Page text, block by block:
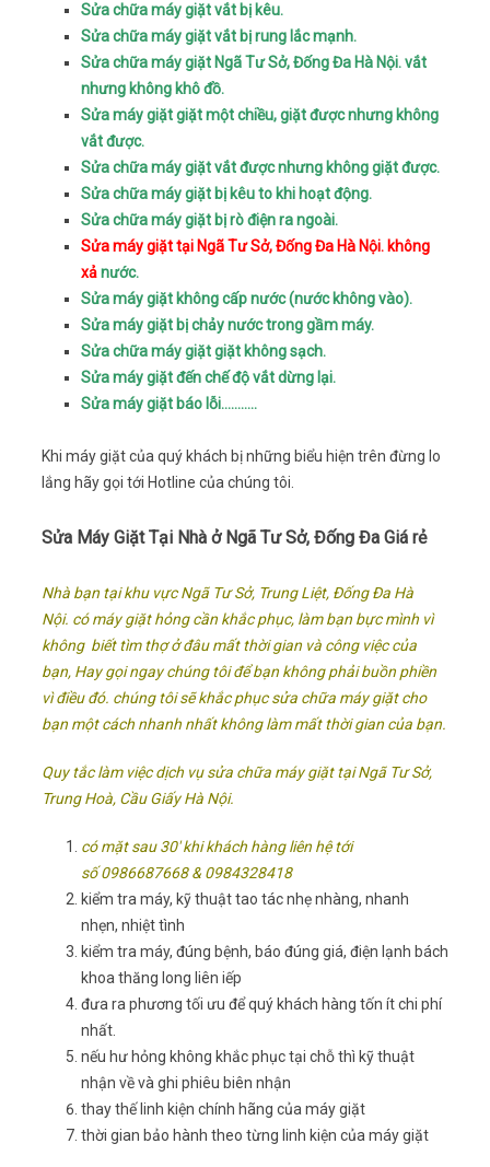
Sửa chữa máy giặt vắt bị kêu.
Sửa chữa máy giặt vắt bị rung lắc mạnh.
Sửa chữa máy giặt Ngã Tư Sở, Đống Đa Hà Nội. vắt
nhưng không khô đồ.
Sửa máy giặt giặt một chiều, giặt được nhưng không
vắt được.
Sửa chữa máy giặt vắt được nhưng không giặt được.
Sửa chữa máy giặt bị kêu to khi hoạt động.
Sửa chữa máy giặt bị rò điện ra ngoài.
Sửa máy giặt tại Ngã Tư Sở, Đống Đa Hà Nội. không
xảnước.
Sửa máy giặt không cấp nước (nước không vào).
Sửa máy giặt bị chảy nước trong gầm máy.
Sửa chữa máy giặt giặt không sạch.
Sửa máy giặt đến chế độ vắt dừng lại.
Sửa máy giặt báo lỗi………..
Khi máy giặt của quý khách bị những biểu hiện trên đừng lo
lắng hãy gọi tới Hotline của chúng tôi.
Sửa Máy Giặt Tại Nhà ở Ngã Tư Sở, Đống Đa Giá rẻ
Nhà bạn tại khu vực Ngã Tư Sở, Trung Liệt, Đống Đa Hà
Nội. có máy giặt hỏng cần khắc phục, làm bạn bực mình vì
không biết tìm thợ ở đâu mất thời gian và công việc của
bạn, Hay gọi ngay chúng tôi để bạn không phải buồn phiền
vì điều đó. chúng tôi sẽ khắc phục sửa chữa máy giặt cho
bạn một cách nhanh nhất không làm mất thời gian của bạn.
Quy tắc làm việc dịch vụ sửa chữa máy giặt tại Ngã Tư Sở,
Trung Hoà, Cầu Giấy Hà Nội.
có mặt sau 30′ khi khách hàng liên hệ tới
số 0986687668 & 0984328418
kiểm tra máy, kỹ thuật tao tác nhẹ nhàng, nhanh
nhẹn, nhiệt tình
kiểm tra máy, đúng bệnh, báo đúng giá, điện lạnh bách
khoa thăng long liên iếp
đưa ra phương tối ưu để quý khách hàng tốn ít chi phí
nhất.
nếu hư hỏng không khắc phục tại chỗ thì kỹ thuật
nhận về và ghi phiêu biên nhận
thay thế linh kiện chính hãng của máy giặt
thời gian bảo hành theo từng linh kiện của máy giặt